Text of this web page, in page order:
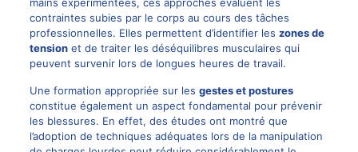
contraintes subies par le corps au cours des tâches
professionnelles. Elles permettent d’identifier les zones de
tensionet de traiter les déséquilibres musculaires qui
peuvent survenir lors de longues heures de travail.
Une formation appropriée sur les gestes et postures
constitue également un aspect fondamental pour prévenir
les blessures. En effet, des études ont montré que
l’adoption de techniques adéquates lors de la manipulation